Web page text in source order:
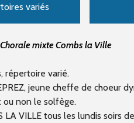
variés
mixte Combs la Ville
répertoire varié.
jeune cheffe de choeur
ou non le solfège.
LA VILLE tous les lundis soirs